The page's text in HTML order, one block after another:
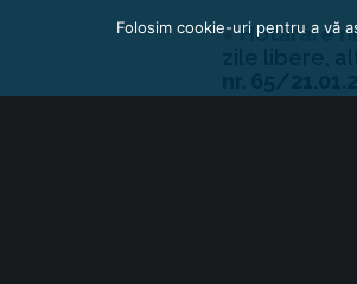
●Hotărâre
zile libere,
Folosim cookie-uri pentru a vă